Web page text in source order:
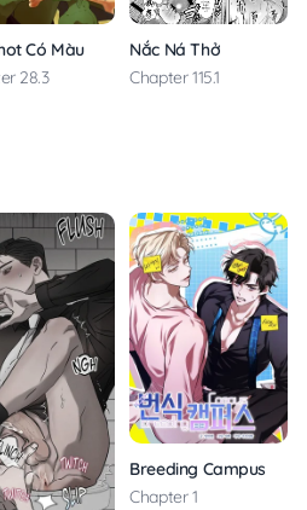
Có Màu
28.3
Nắc Ná Thở
Chapter 115.1
Loại
Breeding Campus
Chapter 1